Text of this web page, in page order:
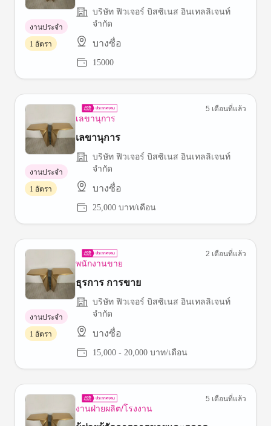
บริษัท ฟิวเจอร์ บิสซิเนส อินเทลลิเจนท์
จำกัด
บางซื่อ
15000
งานประจำ
1 อัตรา
เลขานุการ
5 เดือนที่แล้ว
เลขานุการ
บริษัท ฟิวเจอร์ บิสซิเนส อินเทลลิเจนท์
จำกัด
บางซื่อ
25,000 บาท/เดือน
งานประจำ
1 อัตรา
พนักงานขาย
2 เดือนที่แล้ว
ธุรการ การขาย
บริษัท ฟิวเจอร์ บิสซิเนส อินเทลลิเจนท์
จำกัด
บางซื่อ
15,000 - 20,000 บาท/เดือน
งานประจำ
1 อัตรา
งานฝ่ายผลิต/โรงงาน
5 เดือนที่แล้ว